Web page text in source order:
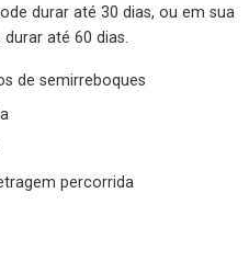
durar até 30 dias, ou em sua
até 60 dias.
de semirreboques
percorrida